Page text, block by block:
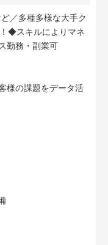
／多種多様な大手ク
◆スキルによりマネ
勤務・副業可
様の課題をデータ活